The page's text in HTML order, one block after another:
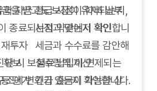
을 받고도 보장이 유지되는지,
종료되는지 약관에서 확인합니
단 시 보험료 납입이 면제되는
조에 변화가 있는지 확인합니다.
학 자금 환급 시점이 학비 납부
시점과 맞는지 확인
투자
확보
세금과 수수료를 감안해
실수령액 계산
단기 긴급 출금이 가능한 상